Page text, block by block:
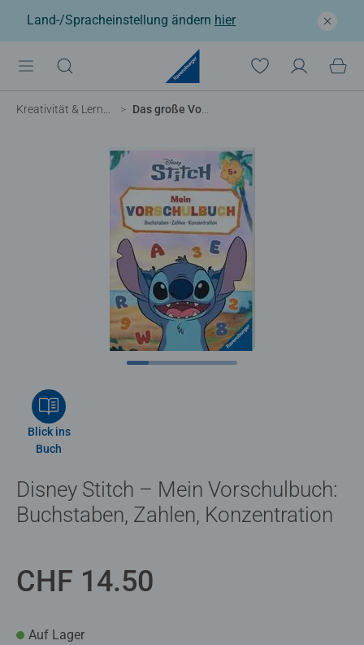
Land-/Spracheinstellung ändern hier
Kreativität & Lernen Das große Vorschulbuch: Buchstaben, Zahlen, Konzentration
Blick ins
Buch
Disney Stitch – Mein Vorschulbuch:
Buchstaben, Zahlen, Konzentration
CHF 14.50
Auf Lager